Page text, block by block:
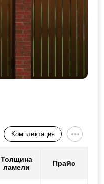
Комплектация
Толщина
ламели
Прайс